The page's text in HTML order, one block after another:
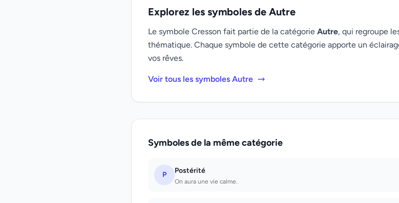
Explorez les symboles de Autre
Le symbole Cresson fait partie de la catégorie Autre, qui regroupe
thématique. Chaque symbole de cette catégorie apporte un
vos rêves.
Voir tous les symboles Autre
Symboles de la même catégorie
P Postérité
On aura une vie calme.